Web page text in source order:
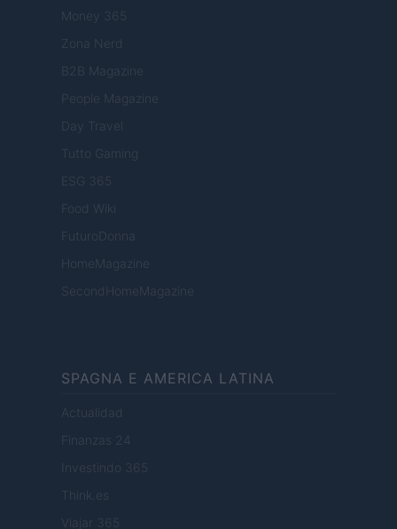
Money 365
Zona Nerd
B2B Magazine
People Magazine
Day Travel
Tutto Gaming
ESG 365
Food Wiki
FuturoDonna
HomeMagazine
SecondHomeMagazine
SPAGNA E AMERICA LATINA
Actualidad
Finanzas 24
Investindo 365
Think.es
Viajar 365